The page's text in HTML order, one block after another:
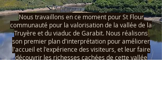
Nous travaillons en ce moment pour St Flour
communauté pour la valorisation de la vallée de la
Truyère et du viaduc de Garabit. Nous réalisons
son premier plan d'interprétation pour améliorer
l'accueil et l'expérience des visiteurs, et leur faire
découvrir les richesses cachées de cette vallée